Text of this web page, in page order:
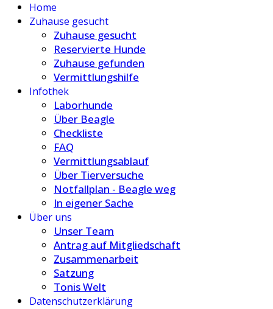
Home
Zuhause gesucht
Zuhause gesucht
Reservierte Hunde
Zuhause gefunden
Vermittlungshilfe
Infothek
Laborhunde
Über Beagle
Checkliste
FAQ
Vermittlungsablauf
Über Tierversuche
Notfallplan - Beagle weg
In eigener Sache
Über uns
Unser Team
Antrag auf Mitgliedschaft
Zusammenarbeit
Satzung
Tonis Welt
Datenschutzerklärung